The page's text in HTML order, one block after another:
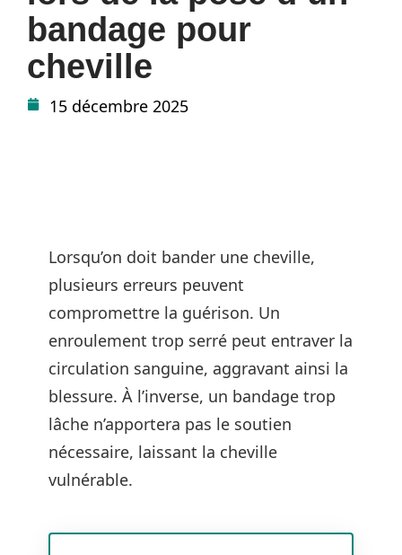
bandage pour
cheville
15 décembre 2025
Lorsqu’on doit bander une cheville,
plusieurs erreurs peuvent
compromettre la guérison. Un
enroulement trop serré peut entraver la
circulation sanguine, aggravant ainsi la
blessure. À l’inverse, un bandage trop
lâche n’apportera pas le soutien
nécessaire, laissant la cheville
vulnérable.